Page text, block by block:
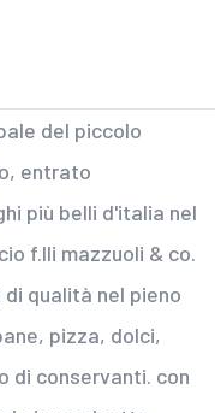
del piccolo
entrato
più belli d'italia nel
f.lli mazzuoli & co.
qualità nel pieno
pizza, dolci,
di conservanti. con